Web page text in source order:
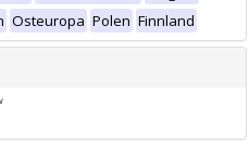
Osteuropa Polen Finnland